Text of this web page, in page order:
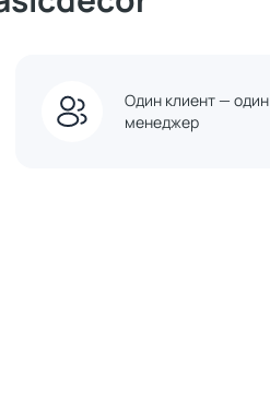
Один клиент — один
менеджер